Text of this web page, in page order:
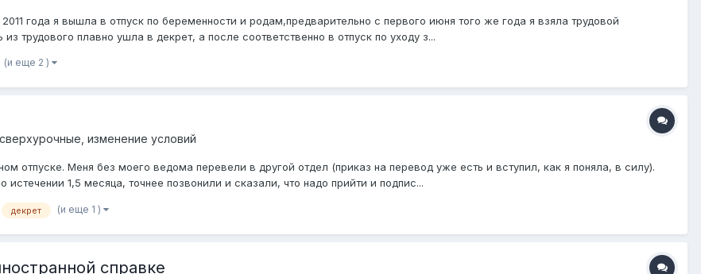
года я вышла в отпуск по беременности и родам,предварительно с первого июня того же года я взяла трудовой
трудового плавно ушла в декрет, а после соответственно в отпуск по уходу з...
(и еще 2 )
изменение условий
отпуске. Меня без моего ведома перевели в другой отдел (приказ на перевод уже есть и вступил, как я поняла, в силу).
1,5 месяца, точнее позвонили и сказали, что надо прийти и подпис...
декрет (и еще 1 )
справке